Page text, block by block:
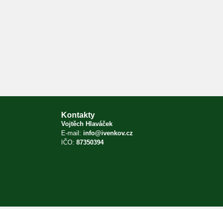
Kontakty
Vojtěch Hlaváček
E-mail: info@ivenkov.cz
IČO: 87350394